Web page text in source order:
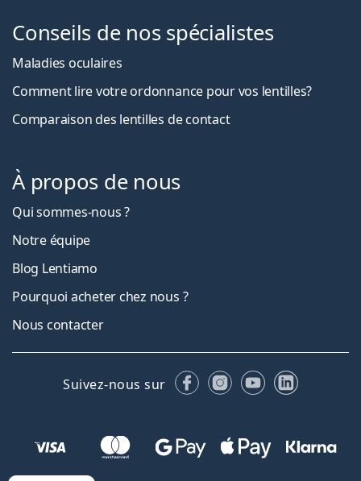
Conseils de nos spécialistes
Maladies oculaires
Comment lire votre ordonnance pour vos lentilles?
Comparaison des lentilles de contact
À propos de nous
Qui sommes-nous ?
Notre équipe
Blog Lentiamo
Pourquoi acheter chez nous ?
Nous contacter
Suivez-nous sur FacebookInstagram
YouTubeLinkedIn